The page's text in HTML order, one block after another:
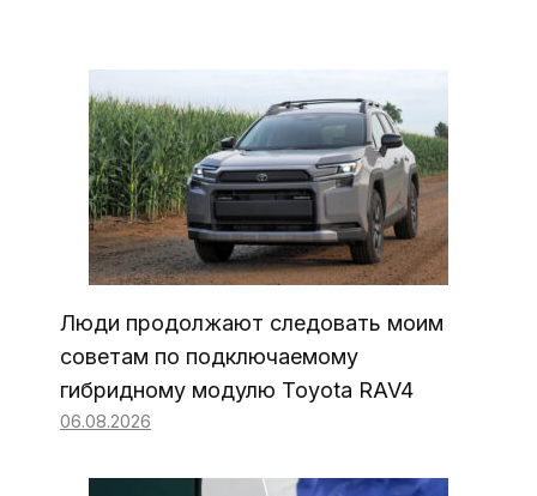
Люди продолжают следовать моим
советам по подключаемому
гибридному модулю Toyota RAV4
06.08.2026